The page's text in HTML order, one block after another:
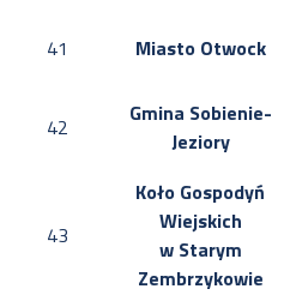
41 Miasto Otwock
42
Gmina Sobienie-
Jeziory
43
Koło Gospodyń
Wiejskich
w Starym
Zembrzykowie